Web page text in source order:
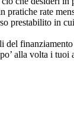
pratiche rate
prestabilito in
del
alla volta i tuoi